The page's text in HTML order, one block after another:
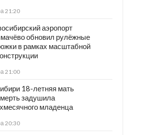
21:20
аэропорт
обновил рулёжные
в рамках масштабной
21:00
18-летняя мать
задушила
младенца
20:30